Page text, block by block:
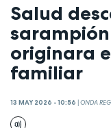
Salud
originara
familiar
13 MAY 2026 - 10:56 |ONDA